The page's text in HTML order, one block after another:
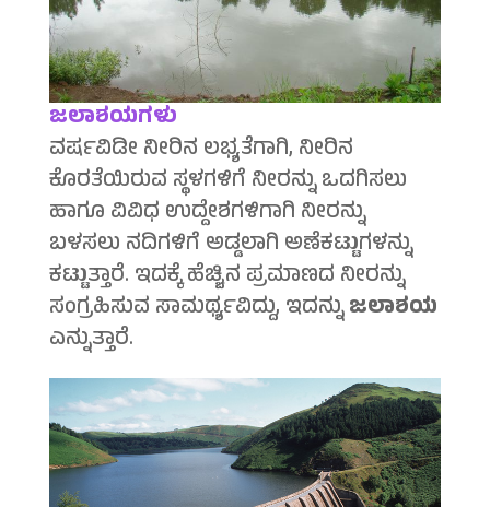
ಜಲಾಶಯಗಳು
ವರ್ಷವಿಡೀ ನೀರಿನ ಲಭ್ಯತೆಗಾಗಿ, ನೀರಿನ
ಕೊರತೆಯಿರುವ ಸ್ಥಳಗಳಿಗೆ ನೀರನ್ನು ಒದಗಿಸಲು
ಹಾಗೂ ವಿವಿಧ ಉದ್ದೇಶಗಳಿಗಾಗಿ ನೀರನ್ನು
ಬಳಸಲು ನದಿಗಳಿಗೆ ಅಡ್ಡಲಾಗಿ ಅಣೆಕಟ್ಟುಗಳನ್ನು
ಕಟ್ಟುತ್ತಾರೆ. ಇದಕ್ಕೆ ಹೆಚ್ಚಿನ ಪ್ರಮಾಣದ ನೀರನ್ನು
ಸಂಗ್ರಹಿಸುವ ಸಾಮರ್ಥ್ಯವಿದ್ದು, ಇದನ್ನುಜಲಾಶಯ
ಎನ್ನುತ್ತಾರೆ.